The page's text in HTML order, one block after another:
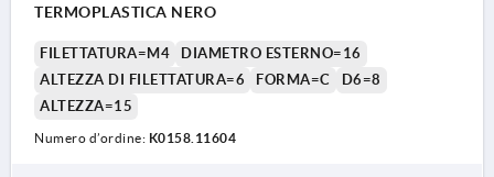
TERMOPLASTICA NERO
FILETTATURA=M4
DIAMETRO ESTERNO=16
ALTEZZA DI FILETTATURA=6
FORMA=C
D6=8
ALTEZZA=15
Numero d’ordine: K0158.11604